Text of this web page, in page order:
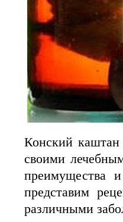
Конский каштан
своими
преимущества
представим
различными